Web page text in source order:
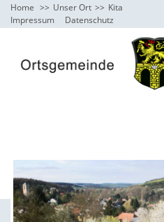
Home Unser Ort
Kita
Impressum
Datenschutz